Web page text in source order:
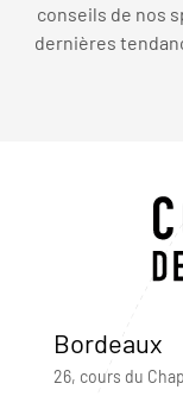
conseils de nos
dernières
Bordeaux
26, cours du